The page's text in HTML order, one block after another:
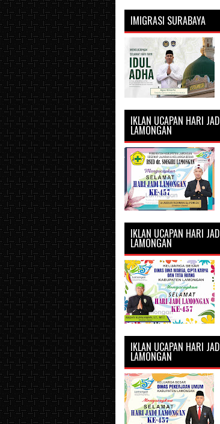
IMIGRASI SURABAYA
IKLAN UCAPAN HARI
LAMONGAN
IKLAN UCAPAN HARI
LAMONGAN
IKLAN UCAPAN HARI
LAMONGAN